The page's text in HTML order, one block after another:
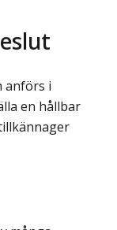
anförs i
en hållbar